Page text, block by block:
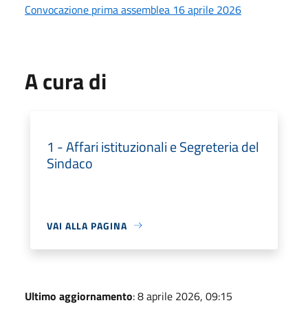
Convocazione prima assemblea 16 aprile 2026
A cura di
1 - Affari istituzionali e Segreteria del
Sindaco
VAI ALLA PAGINA
Ultimo aggiornamento: 8 aprile 2026, 09:15